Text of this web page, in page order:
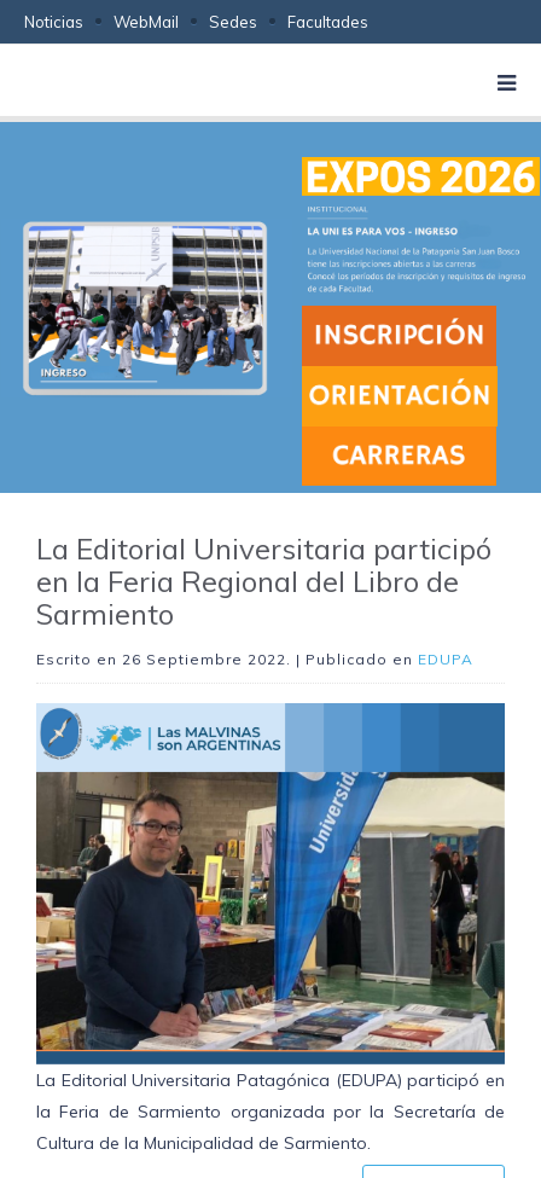
Noticias WebMail Sedes Facultades
La Editorial Universitaria participó
en la Feria Regional del Libro de
Sarmiento
Escrito en 26 Septiembre 2022. | Publicado en EDUPA
La Editorial Universitaria Patagónica (EDUPA) participó en
la Feria de Sarmiento organizada por la Secretaría de
Cultura de la Municipalidad de Sarmiento.